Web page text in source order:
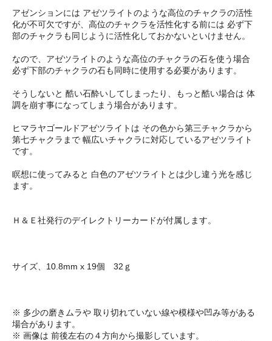
アゼンションには アゼツライトのような高位のチャクラの活性
化が不可欠ですが、高位のチャクラを活性化する前には 必ず下
部のチャクラも同じように活性化しておかないといけません。
なので、アゼツライトのような高位のチャクラの石を使う場合
必ず下部のチャクラの石も同時に使用する必要があります。
そうしないと 酷い石酔いしてしまったり、もっと酷い場合は 体
調を崩す事になってしまう場合があります。
ヒマラヤゴールドアゼツライトは その色から第三チャクラから
第七チャクラまで 幅広いチャクラに対応しているアゼツライト
です。
瞑想に使ってみると 白色のアゼツライトとは少し違う光を感じ
ます。
Ｈ＆Ｅ社発行のデイレクトリーカードが付属します。
サイズ、10.8mm x 19個 32ｇ
※ 多少の磨きムラや 取り切れていない線や模様や凹み等がある
場合があります。
※ 画像は 前後左右の４方向から撮影しています。